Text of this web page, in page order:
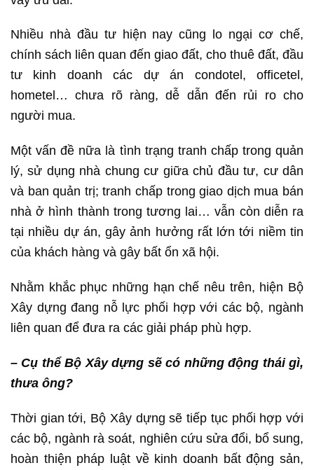
Nhiều nhà đầu tư hiện nay cũng lo ngại cơ chế,
chính sách liên quan đến giao đất, cho thuê đất, đầu
tư kinh doanh các dự án condotel, officetel,
hometel… chưa rõ ràng, dễ dẫn đến rủi ro cho
người mua.
Một vấn đề nữa là tình trạng tranh chấp trong quản
lý, sử dụng nhà chung cư giữa chủ đầu tư, cư dân
và ban quản trị; tranh chấp trong giao dịch mua bán
nhà ở hình thành trong tương lai… vẫn còn diễn ra
tại nhiều dự án, gây ảnh hưởng rất lớn tới niềm tin
của khách hàng và gây bất ổn xã hội.
Nhằm khắc phục những hạn chế nêu trên, hiện Bộ
Xây dựng đang nỗ lực phối hợp với các bộ, ngành
liên quan để đưa ra các giải pháp phù hợp.
– Cụ thể Bộ Xây dựng sẽ có những động thái gì,
thưa ông?
Thời gian tới, Bộ Xây dựng sẽ tiếp tục phối hợp với
các bộ, ngành rà soát, nghiên cứu sửa đổi, bổ sung,
hoàn thiện pháp luật về kinh doanh bất động sản,